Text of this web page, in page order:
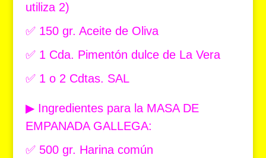
utiliza 2)
✅ 150 gr. Aceite de Oliva
✅ 1 Cda. Pimentón dulce de La Vera
✅ 1 o 2 Cdtas. SAL
▶ Ingredientes para la MASA DE
EMPANADA GALLEGA:
✅ 500 gr. Harina común